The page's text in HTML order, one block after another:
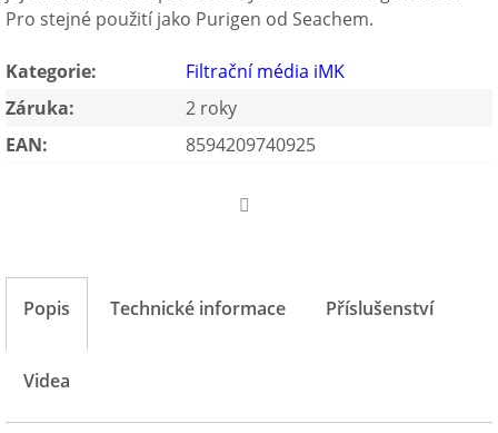
Pro stejné použití jako Purigen od Seachem.
Kategorie:
Filtrační média iMK
Záruka:
2 roky
EAN: 8594209740925
Popis Technické informace Příslušenství
Videa